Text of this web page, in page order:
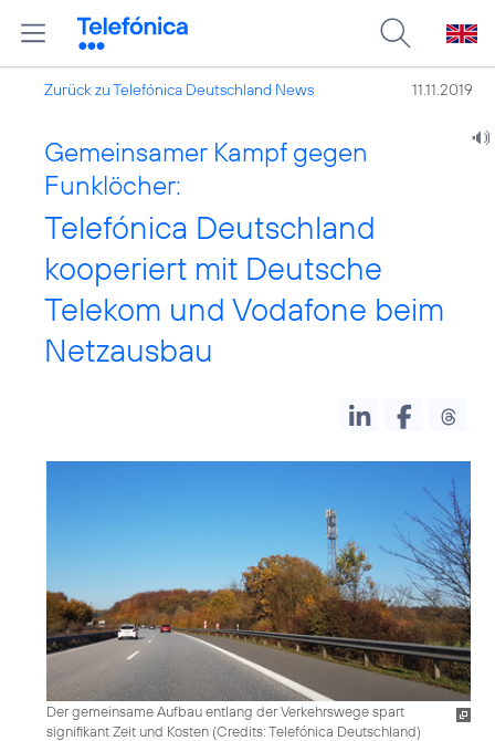
Zurück zu Telefónica Deutschland News 11.11.2019
Gemeinsamer Kampf gegen
Funklöcher:
Telefónica Deutschland
kooperiert mit Deutsche
Telekom und Vodafone beim
Netzausbau
Der gemeinsame Aufbau entlang der Verkehrswege spart
signifikant Zeit und Kosten (Credits: Telefónica Deutschland)